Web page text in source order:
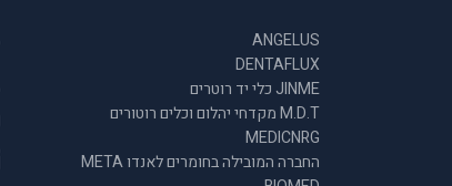
ANGELUS
DENTAFLUX
JINME כלי יד רוטרים
M.D.T מקדחי יהלום וכלים רוטורים
MEDICNRG
החברה המובילה בחומרים לאנדו META